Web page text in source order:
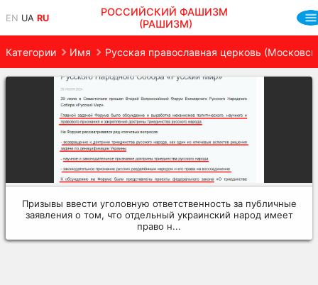
EN UA RU
РОССИЙСКИЙ ФАШИЗМ
(РАШИЗМ)
Категории Имя Русская православная церковь
Призывы ввести уголовную ответственность за публичные
заявления о том, что отдельный украинский народ имеет
право н...